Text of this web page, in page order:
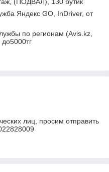
Яндекс GO, InDriver, от
по регионам (Avis.kz,
лиц, просим отправить